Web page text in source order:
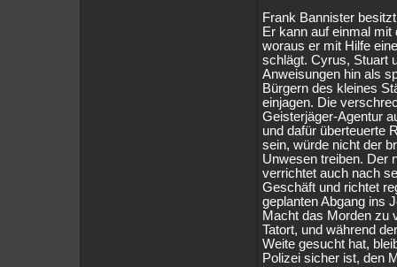
Frank Bannister
Er kann auf einmal
woraus er mit Hilfe
schlägt. Cyrus, Stuart
Anweisungen hin als
Bürgern des kleines
einjagen. Die
Geisterjäger-Agentur
und dafür überteuerte
sein, würde nicht der
Unwesen treiben. Der
verrichtet auch nach
Geschäft und richtet
geplanten Abgang ins
Macht das Morden zu
Tatort, und während
Weite gesucht hat,
Polizei sicher ist, den